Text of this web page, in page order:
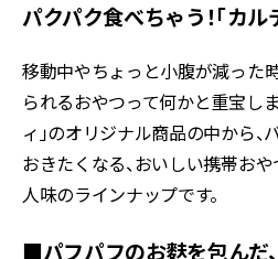
パクパク食べちゃう！「カ
移動中やちょっと小腹が減った
られるおやつって何かと重宝し
ィ」のオリジナル商品の中から
おきたくなる、おいしい携帯お
人味のラインナップです。
■パフパフのお麩を包んだ